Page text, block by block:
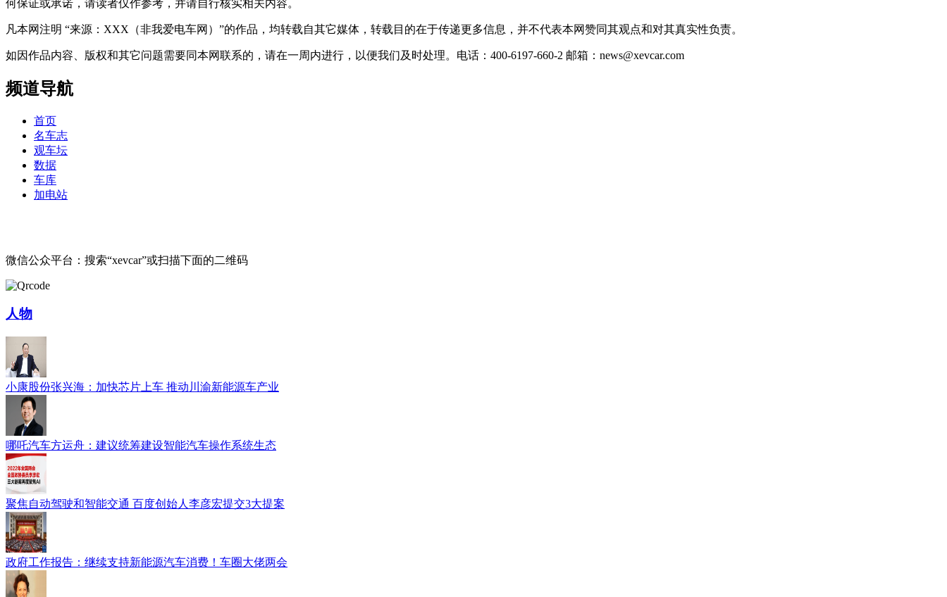
何保证或承诺，请读者仅作参考，并请自行核实相关内容。
凡本网注明 “来源：XXX（非我爱电车网）”的作品，均转载自其它媒体，转载目的在于传递更多信息，并不代表本网赞同其观点和对其真实性负责。
如因作品内容、版权和其它问题需要同本网联系的，请在一周内进行，以便我们及时处理。电话：400-6197-660-2 邮箱：news@xevcar.com
频道导航
首页
名车志
观车坛
数据
车库
加电站
微信公众平台：搜索“xevcar”或扫描下面的二维码
人物
小康股份张兴海：加快芯片上车 推动川渝新能源车产业
哪吒汽车方运舟：建议统筹建设智能汽车操作系统生态
聚焦自动驾驶和智能交通 百度创始人李彦宏提交3大提案
政府工作报告：继续支持新能源汽车消费！车圈大佬两会